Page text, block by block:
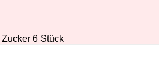
6 Stück